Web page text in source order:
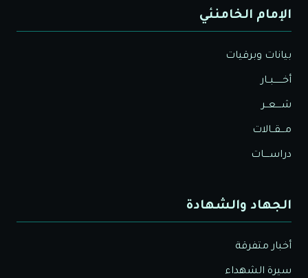
الإمام الخامنئي
بيانات وبرقيات
أخــــــبــار
شــــعــر
مـــقــالات
دراســــات
الجهاد والشهادة
أخبار متفرقة
سيرة الشهداء